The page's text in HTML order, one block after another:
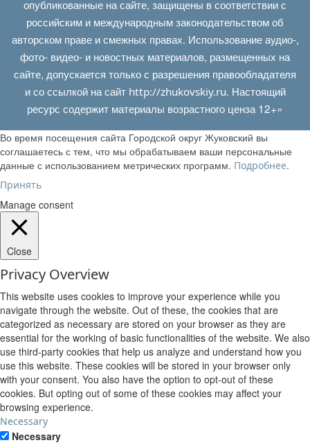
опубликованные на сайте, защищены в соответствии с
российским и международным законодательством об
авторском праве и смежных правах. Использование аудио-,
фото- видео- и новостных материалов, размещенных на
сайте, допускается только с разрешения правообладателя
и со ссылкой на сайт http://zhukovskiy.ru. Настоящий
ресурс содержит материалы возрастного ценза 12+»
Во время посещения сайта Городской округ Жуковский вы
соглашаетесь с тем, что мы обрабатываем ваши персональные
данные с использованием метрических программ. Подробнее.
Принять
Manage consent
Close
Privacy Overview
This website uses cookies to improve your experience while you
navigate through the website. Out of these, the cookies that are
categorized as necessary are stored on your browser as they are
essential for the working of basic functionalities of the website. We also
use third-party cookies that help us analyze and understand how you
use this website. These cookies will be stored in your browser only
with your consent. You also have the option to opt-out of these
cookies. But opting out of some of these cookies may affect your
browsing experience.
Necessary
Necessary